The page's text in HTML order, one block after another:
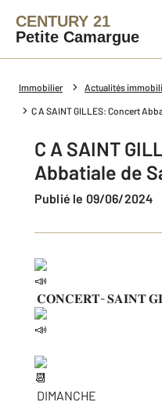
CENTURY 21
Petite Camargue
Immobilier Actualités
C A SAINT GILLES: Concert
C A SAINT
Abbatiale de
Publié le 09/06/2024
𝐂𝐎𝐍𝐂𝐄𝐑𝐓- 𝐒𝐀𝐈𝐍𝐓
DIMANCHE